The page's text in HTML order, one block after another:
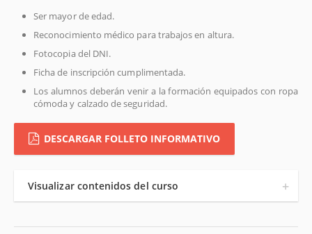
Ser mayor de edad.
Reconocimiento médico para trabajos en altura.
Fotocopia del DNI.
Ficha de inscripción cumplimentada.
Los alumnos deberán venir a la formación equipados con ropa
cómoda y calzado de seguridad.
DESCARGAR FOLLETO INFORMATIVO
Visualizar contenidos del curso